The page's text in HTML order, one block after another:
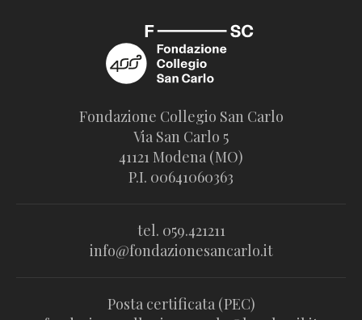
Fondazione Collegio San Carlo
Via San Carlo 5
41121 Modena (MO)
P.I. 00641060363
tel. 059.421211
info@fondazionesancarlo.it
Posta certificata (PEC)